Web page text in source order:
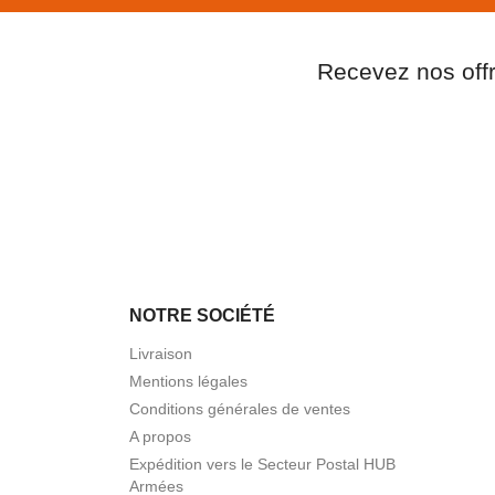
Recevez nos
NOTRE SOCIÉTÉ
Livraison
Mentions légales
Conditions générales de ventes
A propos
Expédition vers le Secteur Postal HUB
Armées